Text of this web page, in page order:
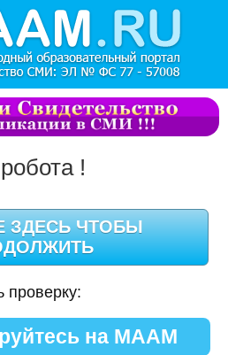
!
проверку:
на МААМ